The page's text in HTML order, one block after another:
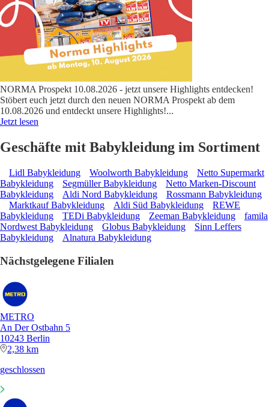
NORMA Prospekt 10.08.2026 - jetzt unsere Highlights entdecken!
Stöbert euch jetzt durch den neuen NORMA Prospekt ab dem
10.08.2026 und entdeckt unsere Highlights!...
Jetzt lesen
Geschäfte mit Babykleidung im Sortiment
Lidl Babykleidung Woolworth Babykleidung
Netto Supermarkt
Babykleidung
Segmüller Babykleidung
Netto Marken-Discount
Babykleidung
Aldi Nord Babykleidung
Rossmann Babykleidung
Marktkauf Babykleidung
Aldi Süd Babykleidung
REWE
Babykleidung
TEDi Babykleidung Zeeman Babykleidung
famila
Nordwest Babykleidung
Globus Babykleidung
Sinn Leffers
Babykleidung
Alnatura Babykleidung
Nächstgelegene Filialen
METRO
An Der Ostbahn 5
10243 Berlin
2,38 km
geschlossen